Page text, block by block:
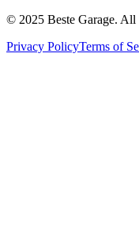
© 2025 Beste Garage. All
Privacy PolicyTerms of